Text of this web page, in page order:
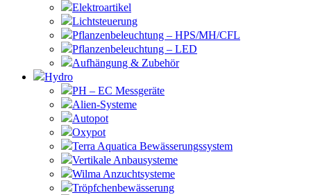
Elektroartikel
Lichtsteuerung
Pflanzenbeleuchtung – HPS/MH/CFL
Pflanzenbeleuchtung – LED
Aufhängung & Zubehör
Hydro
PH – EC Messgeräte
Alien-Systeme
Autopot
Oxypot
Terra Aquatica Bewässerungssystem
Vertikale Anbausysteme
Wilma Anzuchtsysteme
Tröpfchenbewässerung